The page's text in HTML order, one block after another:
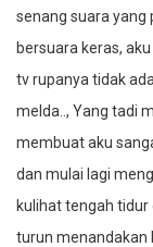
senang suara yang
bersuara keras,
tv rupanya tidak
melda.., Yang tadi
membuat aku
dan mulai lagi
kulihat tengah tidur
turun menandakan